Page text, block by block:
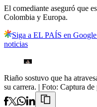
El comediante aseguró que
Colombia y Europa.
Siga a EL PAÍS en
noticias
Riaño sostuvo que ha
su carrera. | Foto: Captura de